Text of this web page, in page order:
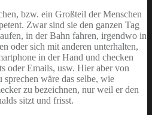
bzw. ein Großteil der Menschen
Zwar sind sie den ganzen Tag
in der Bahn fahren, irgendwo in
oder sich mit anderen unterhalten,
in der Hand und checken
oder Emails, usw. Hier aber von
sprechen wäre das selbe, wie
zu bezeichnen, nur weil er den
sitzt und frisst.